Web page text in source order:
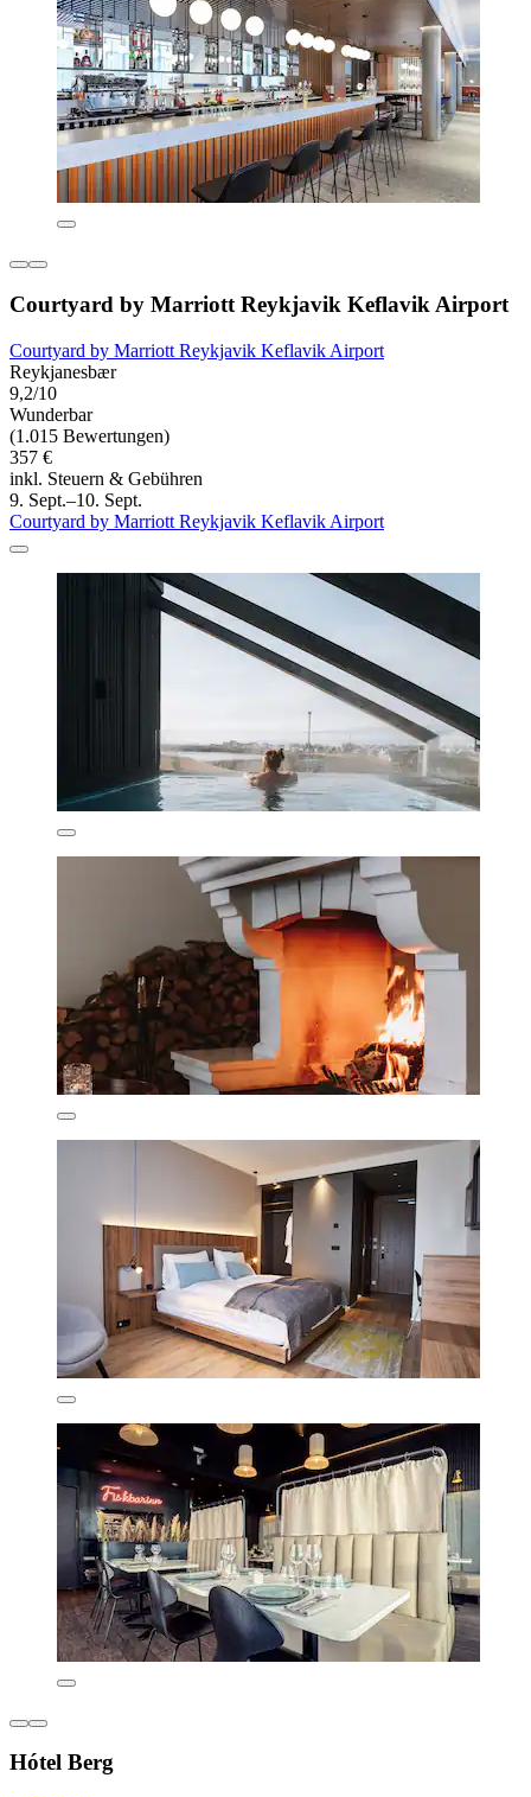
Courtyard by Marriott Reykjavik Keflavik Airport
Courtyard by Marriott Reykjavik Keflavik Airport
Reykjanesbær
9,2/10
Wunderbar
(1.015 Bewertungen)
357 €
inkl. Steuern & Gebühren
9. Sept.–10. Sept.
Courtyard by Marriott Reykjavik Keflavik Airport
Hótel Berg